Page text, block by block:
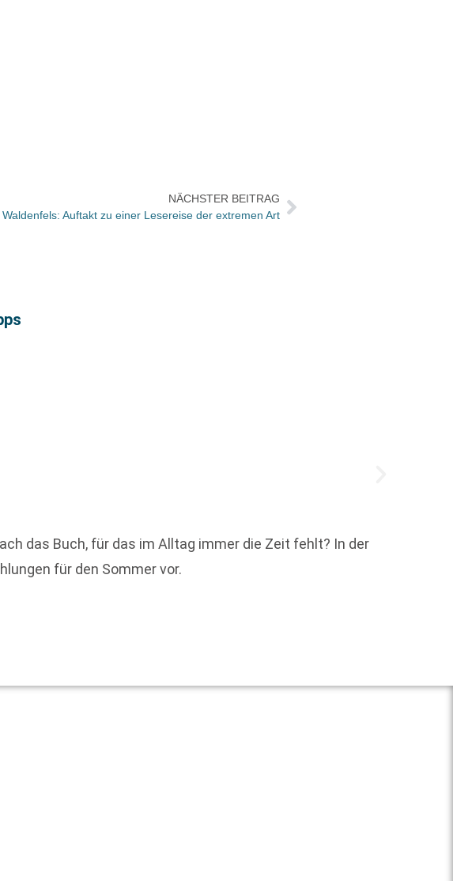
NÄCHSTER BEITRAG
Auftakt zu einer Lesereise der extremen Art
das Buch, für das im Alltag immer die Zeit fehlt? In der
für den Sommer vor.